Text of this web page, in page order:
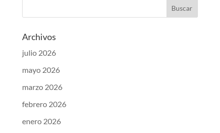
Archivos
julio 2026
mayo 2026
marzo 2026
febrero 2026
enero 2026